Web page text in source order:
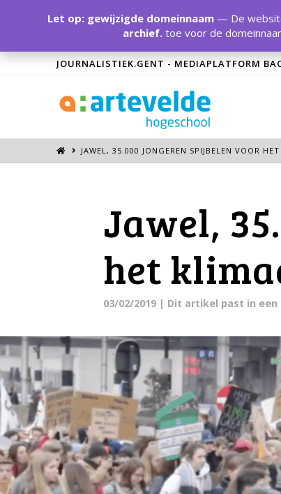
JOURNALISTIEK.GENT - MEDIAPLATFORM
JAWEL, 35.000 JONGEREN SPIJBELEN VOOR
Jawel,
het
03/02/2019| Dit artikel past in een
Let op: gewijzigde domeinnaam— De
archief.toe voor de